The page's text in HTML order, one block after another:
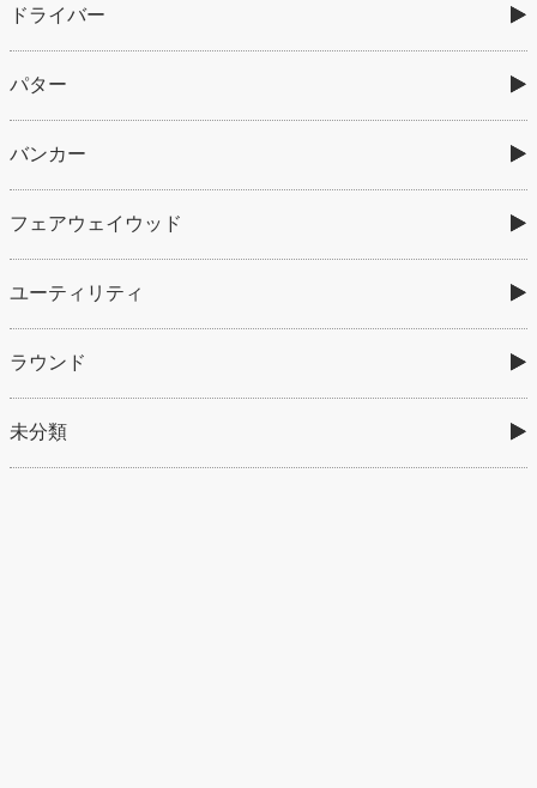
ドライバー
パター
バンカー
フェアウェイウッド
ユーティリティ
ラウンド
未分類